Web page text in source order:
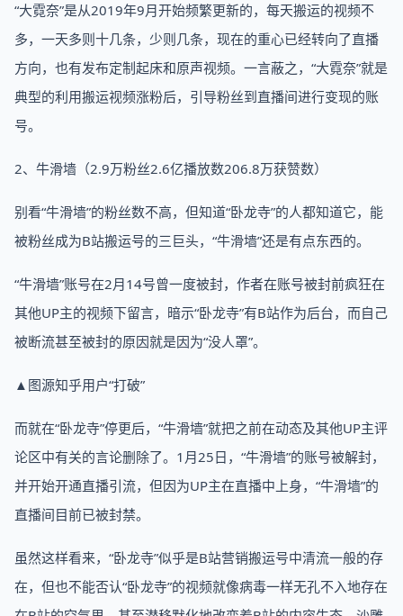
“大霓奈”是从2019年9月开始频繁更新的，每天搬运的视频不
多，一天多则十几条，少则几条，现在的重心已经转向了直播
方向，也有发布定制起床和原声视频。一言蔽之，“大霓奈”就是
典型的利用搬运视频涨粉后，引导粉丝到直播间进行变现的账
号。
2、牛滑墙（2.9万粉丝2.6亿播放数206.8万获赞数）
别看“牛滑墙”的粉丝数不高，但知道“卧龙寺”的人都知道它，能
被粉丝成为B站搬运号的三巨头，“牛滑墙”还是有点东西的。
“牛滑墙”账号在2月14号曾一度被封，作者在账号被封前疯狂在
其他UP主的视频下留言，暗示“卧龙寺”有B站作为后台，而自己
被断流甚至被封的原因就是因为“没人罩”。
▲图源知乎用户“打破”
而就在“卧龙寺”停更后，“牛滑墙”就把之前在动态及其他UP主评
论区中有关的言论删除了。1月25日，“牛滑墙”的账号被解封，
并开始开通直播引流，但因为UP主在直播中上身，“牛滑墙”的
直播间目前已被封禁。
虽然这样看来，“卧龙寺”似乎是B站营销搬运号中清流一般的存
在，但也不能否认“卧龙寺”的视频就像病毒一样无孔不入地存在